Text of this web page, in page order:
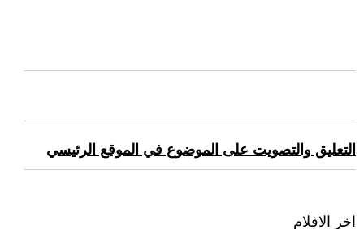
التعليق والتصويت على الموضوع في الموقع الرئيسي
اخر الافلام